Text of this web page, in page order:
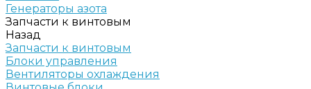
Генераторы азота
Запчасти к винтовым
Назад
Запчасти к винтовым
Блоки управления
Вентиляторы охлаждения